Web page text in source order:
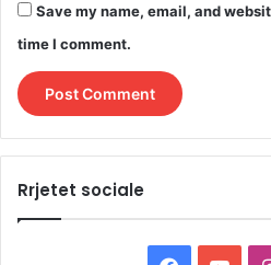
Save my name, email, and
time I comment.
Rrjetet sociale